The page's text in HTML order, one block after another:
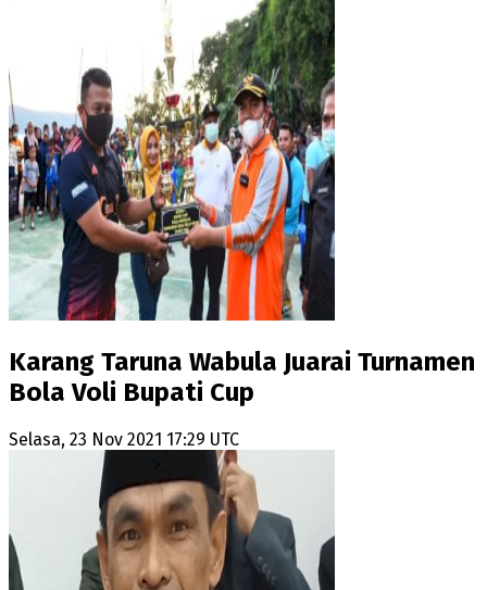
Karang Taruna Wabula Juarai Turnamen
Bola Voli Bupati Cup
Selasa, 23 Nov 2021 17:29 UTC